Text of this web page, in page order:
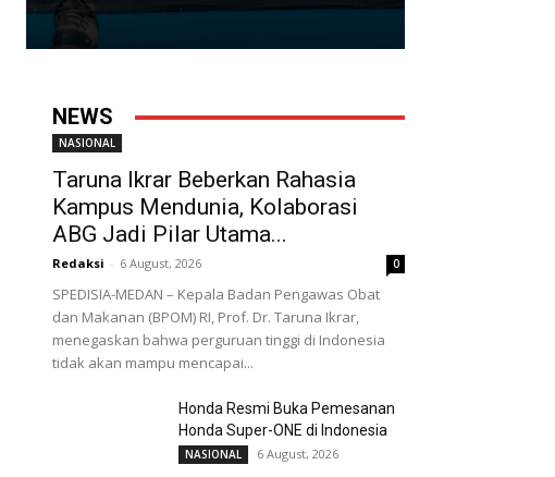
NEWS
NASIONAL
Taruna Ikrar Beberkan Rahasia
Kampus Mendunia, Kolaborasi
ABG Jadi Pilar Utama...
Redaksi - 6 August, 2026 0
SPEDISIA-MEDAN – Kepala Badan Pengawas Obat
dan Makanan (BPOM) RI, Prof. Dr. Taruna Ikrar,
menegaskan bahwa perguruan tinggi di Indonesia
tidak akan mampu mencapai...
Honda Resmi Buka Pemesanan
Honda Super-ONE di Indonesia
NASIONAL 6 August, 2026